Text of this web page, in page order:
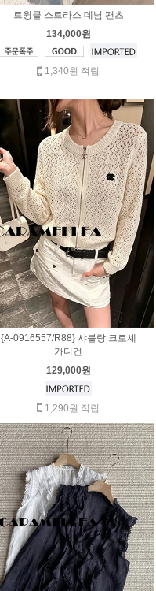
트윙클 스트라스 데님 팬츠
134,000원
1,340원 적립
{A-0916557/R88} 샤블랑 크로셰
가디건
129,000원
1,290원 적립